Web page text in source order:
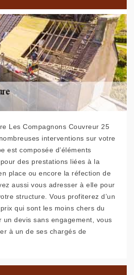
Les Compagnons Couvreur 25
interventions sur votre
est composée d’éléments
des prestations liées à la
place ou encore la réfection de
aussi vous adresser à elle pour
structure. Vous profiterez d’un
qui sont les moins chers du
un devis sans engagement, vous
à un de ses chargés de